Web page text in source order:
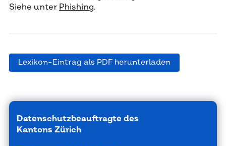
Siehe unter Phishing.
Lexikon-Eintrag als PDF herunterladen
Datenschutzbeauftragte des
Kantons Zürich